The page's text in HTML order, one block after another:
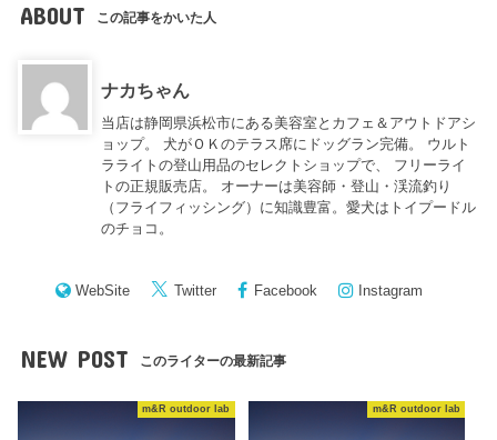
ABOUT この記事をかいた人
ナカちゃん
当店は静岡県浜松市にある美容室とカフェ＆アウトドアシ
ョップ。 犬がＯＫのテラス席にドッグラン完備。 ウルト
ラライトの登山用品のセレクトショップで、 フリーライ
トの正規販売店。 オーナーは美容師・登山・渓流釣り
（フライフィッシング）に知識豊富。愛犬はトイプードル
のチョコ。
WebSite Twitter Facebook Instagram
NEW POST このライターの最新記事
m&R outdoor lab m&R outdoor lab